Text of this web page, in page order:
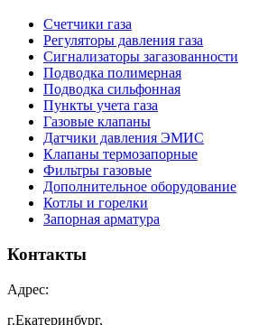
Счетчики газа
Регуляторы давления газа
Сигнализаторы загазованности
Подводка полимерная
Подводка сильфонная
Пункты учета газа
Газовые клапаны
Датчики давления ЭМИС
Клапаны термозапорные
Фильтры газовые
Дополнительное оборудование
Котлы и горелки
Запорная арматура
Контакты
Адрес:
г.Екатеринбург,